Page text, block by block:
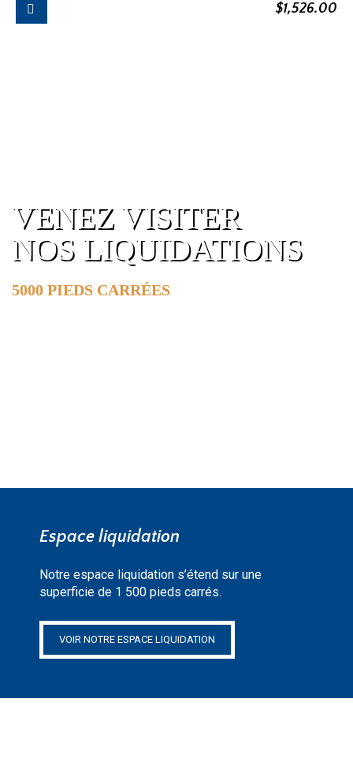
$1,526.00
VENEZ VISITER
NOS LIQUIDATIONS
5000 PIEDS CARRÉES
Espace liquidation
Notre espace liquidation s’étend sur une
superficie de 1 500 pieds carrés.
VOIR NOTRE ESPACE LIQUIDATION